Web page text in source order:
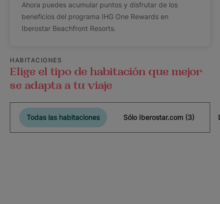
Ahora puedes acumular puntos y disfrutar de los
beneficios del programa IHG One Rewards en
Iberostar Beachfront Resorts.
HABITACIONES
Elige el tipo de habitación que mejor
se adapta a tu viaje
Todas las habitaciones Sólo Iberostar.com (3)